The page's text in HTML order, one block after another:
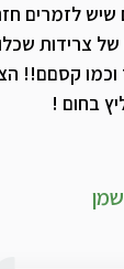
שיש לזמרים
3 חודשים של צרידות
קסםם!!
בחום !